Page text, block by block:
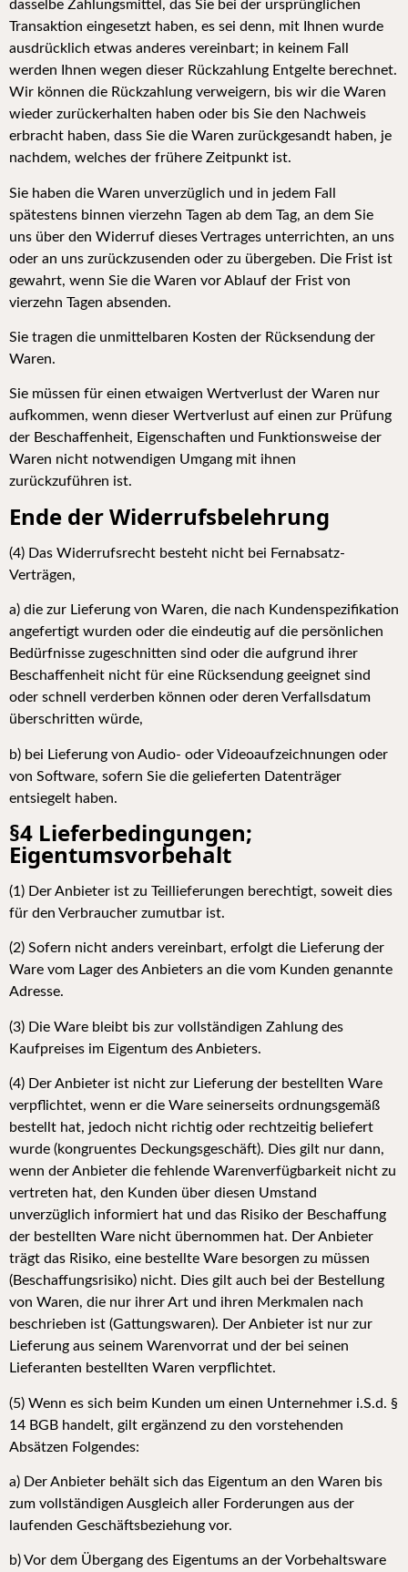
dasselbe Zahlungsmittel, das Sie bei der ursprünglichen
Transaktion eingesetzt haben, es sei denn, mit Ihnen wurde
ausdrücklich etwas anderes vereinbart; in keinem Fall
werden Ihnen wegen dieser Rückzahlung Entgelte berechnet.
Wir können die Rückzahlung verweigern, bis wir die Waren
wieder zurückerhalten haben oder bis Sie den Nachweis
erbracht haben, dass Sie die Waren zurückgesandt haben, je
nachdem, welches der frühere Zeitpunkt ist.
Sie haben die Waren unverzüglich und in jedem Fall
spätestens binnen vierzehn Tagen ab dem Tag, an dem Sie
uns über den Widerruf dieses Vertrages unterrichten, an uns
oder an uns zurückzusenden oder zu übergeben. Die Frist ist
gewahrt, wenn Sie die Waren vor Ablauf der Frist von
vierzehn Tagen absenden.
Sie tragen die unmittelbaren Kosten der Rücksendung der
Waren.
Sie müssen für einen etwaigen Wertverlust der Waren nur
aufkommen, wenn dieser Wertverlust auf einen zur Prüfung
der Beschaffenheit, Eigenschaften und Funktionsweise der
Waren nicht notwendigen Umgang mit ihnen
zurückzuführen ist.
Ende der Widerrufsbelehrung
(4) Das Widerrufsrecht besteht nicht bei Fernabsatz-
Verträgen,
a) die zur Lieferung von Waren, die nach Kundenspezifikation
angefertigt wurden oder die eindeutig auf die persönlichen
Bedürfnisse zugeschnitten sind oder die aufgrund ihrer
Beschaffenheit nicht für eine Rücksendung geeignet sind
oder schnell verderben können oder deren Verfallsdatum
überschritten würde,
b) bei Lieferung von Audio- oder Videoaufzeichnungen oder
von Software, sofern Sie die gelieferten Datenträger
entsiegelt haben.
§4 Lieferbedingungen;
Eigentumsvorbehalt
(1) Der Anbieter ist zu Teillieferungen berechtigt, soweit dies
für den Verbraucher zumutbar ist.
(2) Sofern nicht anders vereinbart, erfolgt die Lieferung der
Ware vom Lager des Anbieters an die vom Kunden genannte
Adresse.
(3) Die Ware bleibt bis zur vollständigen Zahlung des
Kaufpreises im Eigentum des Anbieters.
(4) Der Anbieter ist nicht zur Lieferung der bestellten Ware
verpflichtet, wenn er die Ware seinerseits ordnungsgemäß
bestellt hat, jedoch nicht richtig oder rechtzeitig beliefert
wurde (kongruentes Deckungsgeschäft). Dies gilt nur dann,
wenn der Anbieter die fehlende Warenverfügbarkeit nicht zu
vertreten hat, den Kunden über diesen Umstand
unverzüglich informiert hat und das Risiko der Beschaffung
der bestellten Ware nicht übernommen hat. Der Anbieter
trägt das Risiko, eine bestellte Ware besorgen zu müssen
(Beschaffungsrisiko) nicht. Dies gilt auch bei der Bestellung
von Waren, die nur ihrer Art und ihren Merkmalen nach
beschrieben ist (Gattungswaren). Der Anbieter ist nur zur
Lieferung aus seinem Warenvorrat und der bei seinen
Lieferanten bestellten Waren verpflichtet.
(5) Wenn es sich beim Kunden um einen Unternehmer i.S.d. §
14 BGB handelt, gilt ergänzend zu den vorstehenden
Absätzen Folgendes:
a) Der Anbieter behält sich das Eigentum an den Waren bis
zum vollständigen Ausgleich aller Forderungen aus der
laufenden Geschäftsbeziehung vor.
b) Vor dem Übergang des Eigentums an der Vorbehaltsware